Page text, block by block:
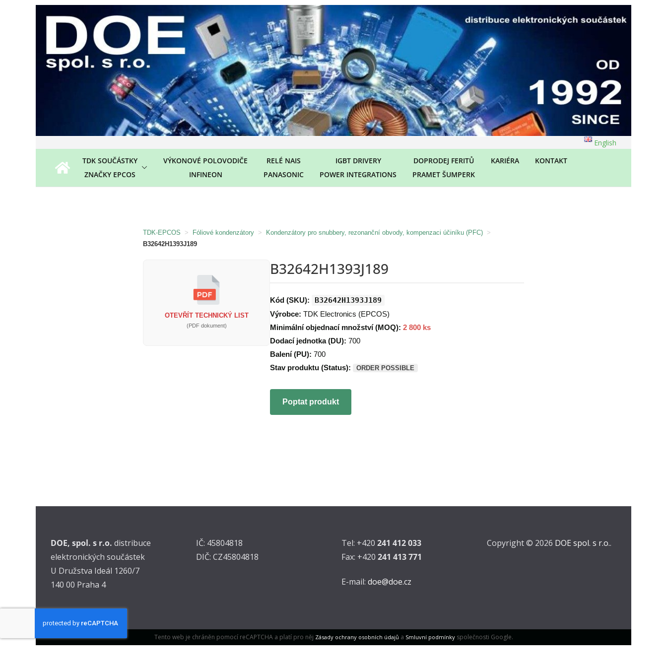
English
TDK SOUČÁSTKY
ZNAČKY EPCOS
VÝKONOVÉ POLOVODIČE
INFINEON
RELÉ NAIS
PANASONIC
IGBT DRIVERY
POWER INTEGRATIONS
DOPRODEJ FERITŮ
PRAMET ŠUMPERK
KARIÉRA KONTAKT
TDK-EPCOS > Fóliové kondenzátory > Kondenzátory pro snubbery, rezonanční obvody, kompenzaci účiníku (PFC) >
B32642H1393J189
OTEVŘÍT TECHNICKÝ LIST
(PDF dokument)
B32642H1393J189
Kód (SKU): B32642H1393J189
Výrobce: TDK Electronics (EPCOS)
Minimální objednací množství (MOQ): 2 800 ks
Dodací jednotka (DU): 700
Balení (PU): 700
Stav produktu (Status):
ORDER POSSIBLE
Poptat produkt
DOE, spol. s r.o. distribuce
elektronických součástek
U Družstva Ideál 1260/7
140 00 Praha 4
IČ: 45804818
DIČ: CZ45804818
Tel: +420 241 412 033
Fax: +420 241 413 771
E-mail: doe@doe.cz
Copyright © 2026 DOE spol. s r.o..
Tento web je chráněn pomocí reCAPTCHA a platí pro něj Zásady ochrany osobních údajů a Smluvní podmínkyspolečnosti Google.